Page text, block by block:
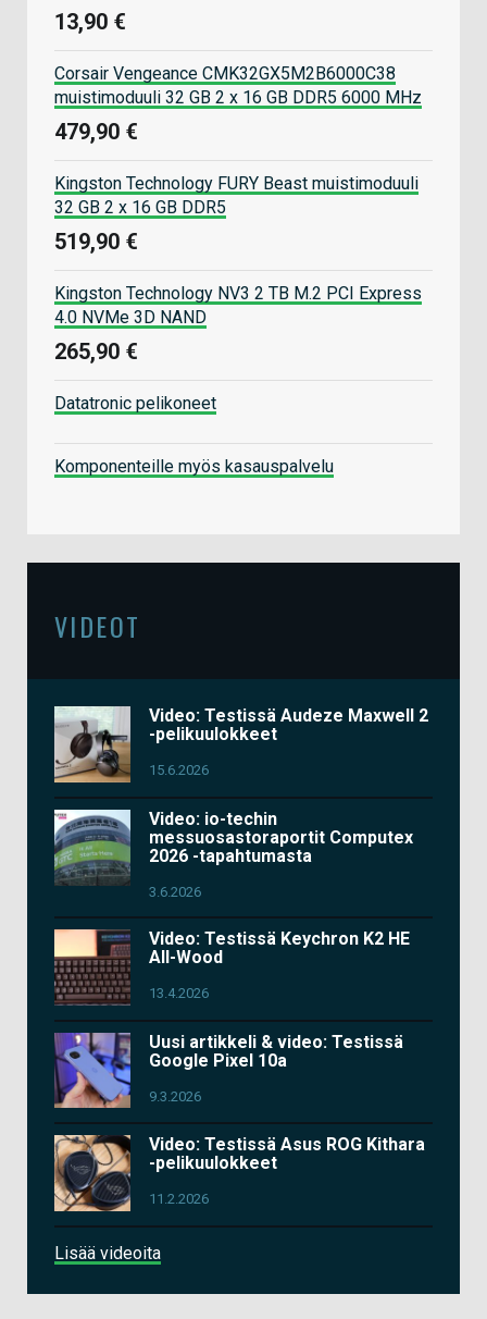
13,90 €
Corsair Vengeance CMK32GX5M2B6000C38
muistimoduuli 32 GB 2 x 16 GB DDR5 6000 MHz
479,90 €
Kingston Technology FURY Beast muistimoduuli
32 GB 2 x 16 GB DDR5
519,90 €
Kingston Technology NV3 2 TB M.2 PCI Express
4.0 NVMe 3D NAND
265,90 €
Datatronic pelikoneet
Komponenteille myös kasauspalvelu
VIDEOT
Video: Testissä Audeze Maxwell 2
-pelikuulokkeet
15.6.2026
Video: io-techin
messuosastoraportit Computex
2026 -tapahtumasta
3.6.2026
Video: Testissä Keychron K2 HE
All-Wood
13.4.2026
Uusi artikkeli & video: Testissä
Google Pixel 10a
9.3.2026
Video: Testissä Asus ROG Kithara
-pelikuulokkeet
11.2.2026
Lisää videoita